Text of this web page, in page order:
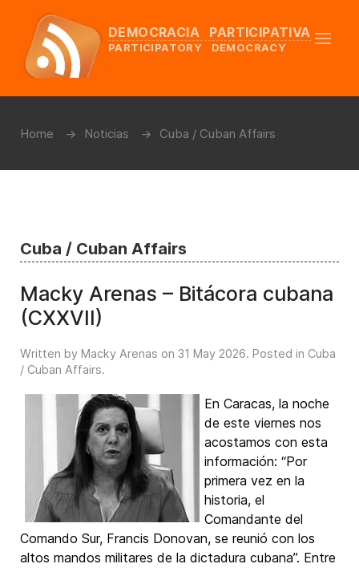
DEMOCRACIA PARTICIPATIVA
PARTICIPATORY DEMOCRACY
Home Noticias Cuba / Cuban Affairs
Cuba / Cuban Affairs
Macky Arenas – Bitácora cubana
(CXXVII)
Written by Macky Arenas on 31 May 2026. Posted in Cuba
/ Cuban Affairs.
En Caracas, la noche
de este viernes nos
acostamos con esta
información: “Por
primera vez en la
historia, el
Comandante del
Comando Sur, Francis Donovan, se reunió con los
altos mandos militares de la dictadura cubana”. Entre